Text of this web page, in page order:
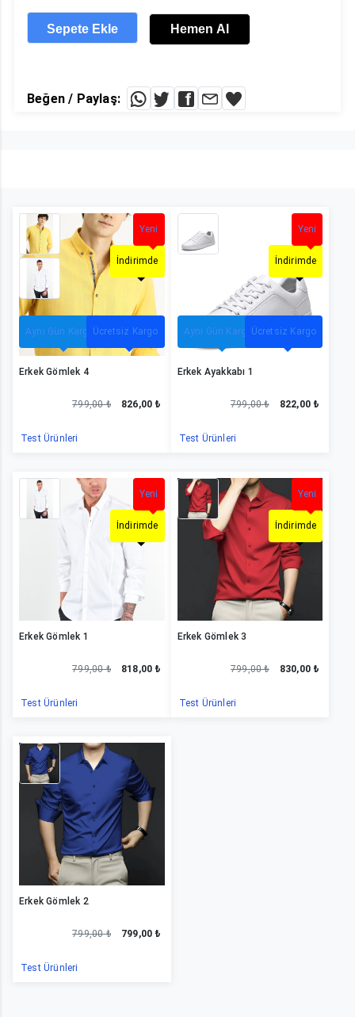
Sepete Ekle Hemen Al
Beğen / Paylaş:
Erkek Gömlek 41
İndirimde
Yeni
Aynı Gün KargoÜcretsiz Kargo
Erkek Gömlek 4
799,00 ₺ 826,00 ₺
Test Ürünleri
Erkek Ayakkabı 12
İndirimde
Yeni
Aynı Gün KargoÜcretsiz Kargo
Erkek Ayakkabı 1
799,00 ₺ 822,00 ₺
Test Ürünleri
Erkek Gömlek 11
İndirimde
Yeni
Erkek Gömlek 1
799,00 ₺ 818,00 ₺
Test Ürünleri
Erkek Gömlek 32
İndirimde
Yeni
Erkek Gömlek 3
799,00 ₺ 830,00 ₺
Test Ürünleri
Erkek Gömlek 21
Erkek Gömlek 2
799,00 ₺ 799,00 ₺
Test Ürünleri